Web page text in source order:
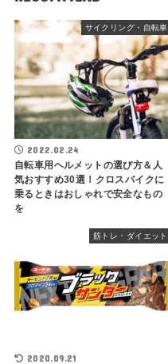
サイクリング・自転車
2022.02.24
自転車用ヘルメットの選び方＆人
気おすすめ30選！クロスバイクに
乗るときはおしゃれで安全なもの
を
筋トレ・ダイエット
2020.09.21